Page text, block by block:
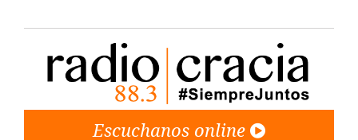
Escuchanos online